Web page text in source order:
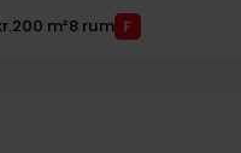
200 m²8 rum